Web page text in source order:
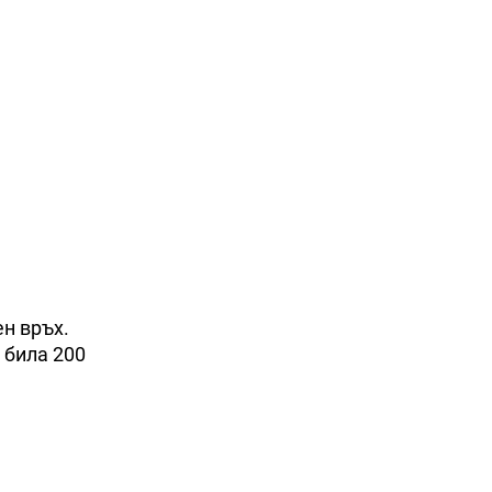
връх.
била 200